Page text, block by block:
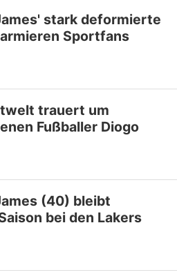
stark deformierte
Sportfans
trauert um
Fußballer Diogo
(40) bleibt
bei den Lakers